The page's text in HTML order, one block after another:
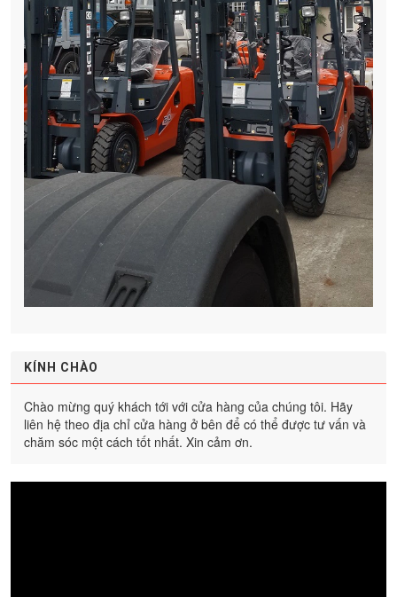
KÍNH CHÀO
Chào mừng quý khách tới với cửa hàng của chúng tôi. Hãy
liên hệ theo địa chỉ cửa hàng ở bên để có thể được tư vấn và
chăm sóc một cách tốt nhất. Xin cảm ơn.